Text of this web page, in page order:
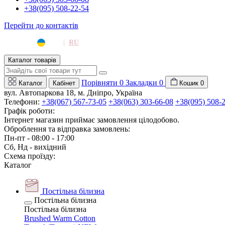
+38(095) 508-22-54
Перейти до контактів
| RU
Каталог товарів
Каталог Кабінет Порівняти 0 Закладки 0 Кошик 0
вул. Автопаркова 18, м. Дніпро, Україна
Телефони: +38(067) 567-73-05 +38(063) 303-66-08 +38(095) 508-
Графік роботи:
Інтернет магазин приймає замовлення цілодобово.
Оброблення та відправка замовлень:
Пн-пт - 08:00 - 17:00
Сб, Нд - вихідний
Схема проїзду:
Каталог
Постільна білизна
Постільна білизна
Постільна білизна
Brushed Warm Cotton